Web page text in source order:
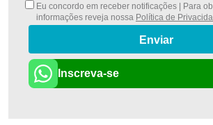
Eu concordo em receber notificações | Para
informações reveja nossa Política de
Enviar
Inscreva-se